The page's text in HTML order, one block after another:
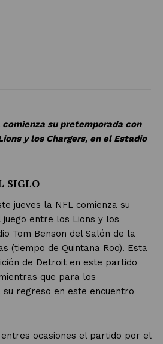
comienza su pretemporada con
y los Chargers, en el Estadio
SIGLO
jueves la NFL comienza su
entre los Lions y los
Tom Benson del Salón de la
(tiempo de Quintana Roo). Esta
de Detroit en este partido
que para los
su regreso en este encuentro
entres ocasiones el partido por el